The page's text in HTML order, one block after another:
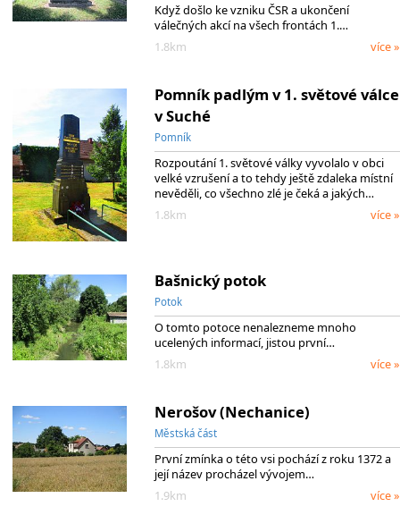
Když došlo ke vzniku ČSR a ukončení
válečných akcí na všech frontách 1.…
1.8km
více »
Pomník padlým v 1. světové válce
v Suché
Pomník
Rozpoutání 1. světové války vyvolalo v obci
velké vzrušení a to tehdy ještě zdaleka místní
nevěděli, co všechno zlé je čeká a jakých…
1.8km
více »
Bašnický potok
Potok
O tomto potoce nenalezneme mnoho
ucelených informací, jistou první…
1.8km
více »
Nerošov (Nechanice)
Městská část
První zmínka o této vsi pochází z roku 1372 a
její název procházel vývojem…
1.9km
více »